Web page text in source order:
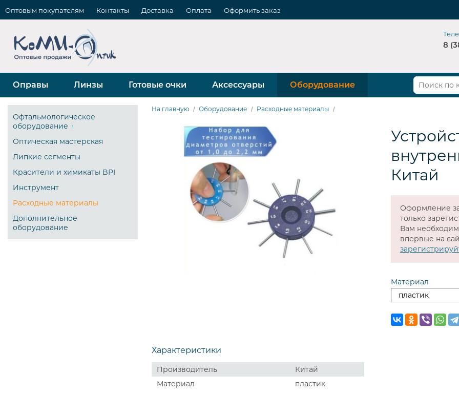
Оптовым покупателям Контакты Доставка Оплата Оформить заказ
8
Оправы Линзы Готовые очки Аксессуары Оборудование
Офтальмологическое
оборудование
Оптическая мастерская
Липкие сегменты
Красители и химикаты BPI
Инструмент
Расходные материалы
Дополнительное
оборудование
На главную Оборудование Расходные материалы
Китай
Оформление
только
Вам
впервые на
Материал
Характеристики
Производитель
Китай
Материал
пластик